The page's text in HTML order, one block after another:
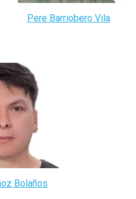
Pere Barriobero Vila
Bolaños